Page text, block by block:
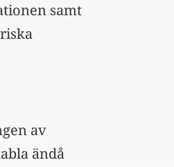
samt
av
ändå